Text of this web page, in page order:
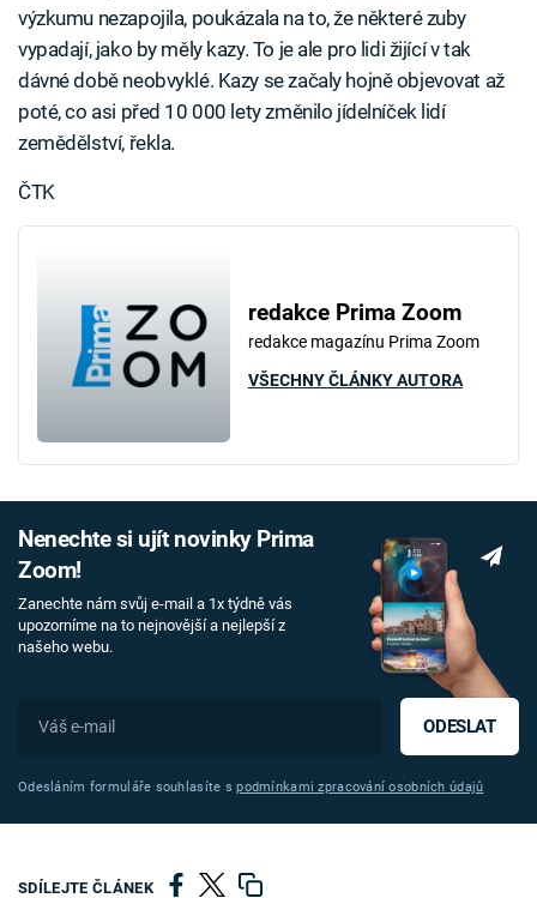
výzkumu nezapojila, poukázala na to, že některé zuby
vypadají, jako by měly kazy. To je ale pro lidi žijící v tak
dávné době neobvyklé. Kazy se začaly hojně objevovat až
poté, co asi před 10 000 lety změnilo jídelníček lidí
zemědělství, řekla.
ČTK
redakce Prima Zoom
redakce magazínu Prima Zoom
VŠECHNY ČLÁNKY AUTORA
Nenechte si ujít novinky Prima
Zoom!
Zanechte nám svůj e-mail a 1x týdně vás
upozorníme na to nejnovější a nejlepší z
našeho webu.
ODESLAT
Odesláním formuláře souhlasíte spodmínkami zpracování osobních údajů
SDÍLEJTE ČLÁNEK